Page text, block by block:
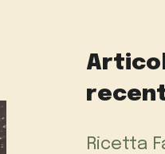
Ricetta